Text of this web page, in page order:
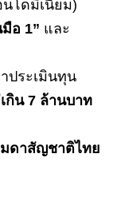
โดมิเนียม)
อ 1” และ
ประเมินทุน
กิน7 ล้านบาท
ดาสัญชาติไทย